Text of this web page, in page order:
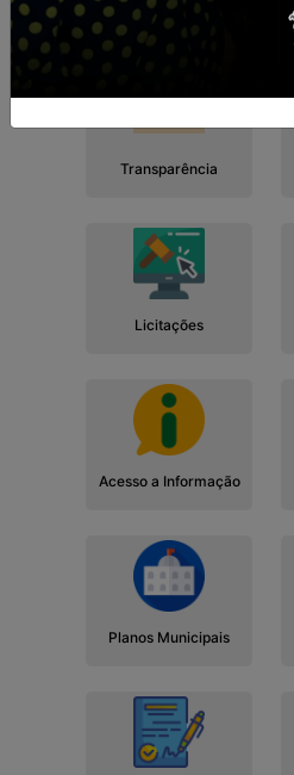
Transparência
Licitações
Acesso a Informação
Planos Municipais